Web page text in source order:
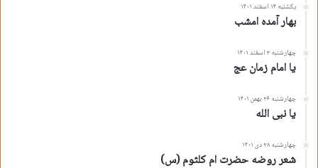
یکشنبه ۱۴ اسفند ۱۴۰۱
بهار آمده امشب
چهارشنبه ۳ اسفند ۱۴۰۱
یا امام زمان عج
چهارشنبه ۲۶ بهمن ۱۴۰۱
یا نبی الله
چهارشنبه ۲۸ دی ۱۴۰۱
شعر روضه حضرت ام کلثوم (س)